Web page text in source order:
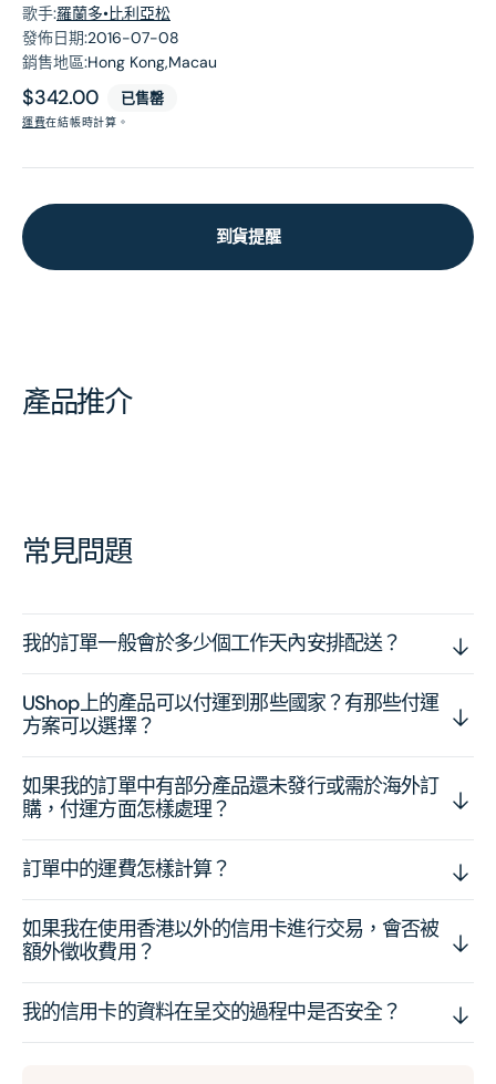
歌手:羅蘭多•比利亞松
發佈日期:2016-07-08
銷售地區:Hong Kong,Macau
原
價
$342.00 已售罄
運費在結帳時計算。
到貨提醒
產品推介
常見問題
我的訂單一般會於多少個工作天內安排配送？
UShop上的產品可以付運到那些國家？有那些付運
方案可以選擇？
如果我的訂單中有部分產品還未發行或需於海外訂
購，付運方面怎樣處理？
訂單中的運費怎樣計算？
如果我在使用香港以外的信用卡進行交易，會否被
額外徵收費用？
我的信用卡的資料在呈交的過程中是否安全？